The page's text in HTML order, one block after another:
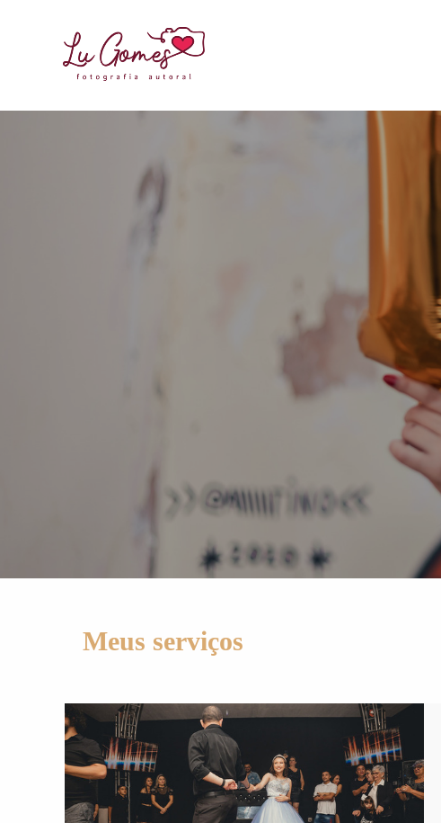
Meus serviços